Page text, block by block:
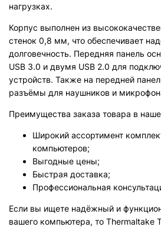
нагрузках.
Корпус выполнен из
стенок 0,8 мм, что обеспечивает
долговечность. Передняя панель
USB 3.0 и двумя USB 2.0 для
устройств. Также на передней
разъёмы для наушников и
Преимущества заказа товара в
Широкий ассортимент
компьютеров;
Выгодные цены;
Быстрая доставка;
Профессиональная
Если вы ищете надёжный и
вашего компьютера, то Thermaltake